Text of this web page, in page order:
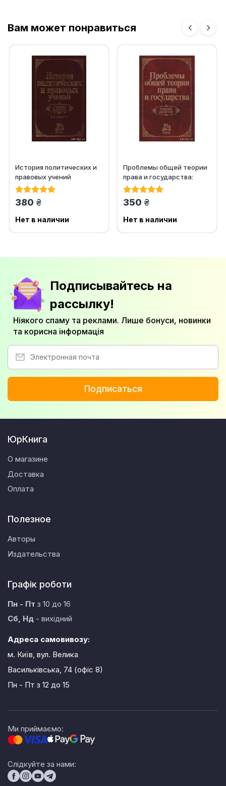
Вам может понравиться
История политических и
правовых учений
380 грн.
Нет в наличии
Проблемы общей теории
права и государства:
учебник для вузов
350 грн.
Нет в наличии
Подписывайтесь на
рассылку!
Ніякого спаму та реклами. Лише бонуси, новинки
та корисна інформація
Подписаться
ЮрКнига
О магазине
Доставка
Оплата
Полезное
Авторы
Издательства
Графік роботи
Пн - Пт з 10 до 16
Сб, Нд - вихідний
Адреса самовивозу:
м. Київ, вул. Велика
Васильківська, 74 (офіс 8)
Пн - Пт з 12 до 15
Ми приймаємо:
Слідкуйте за нами: